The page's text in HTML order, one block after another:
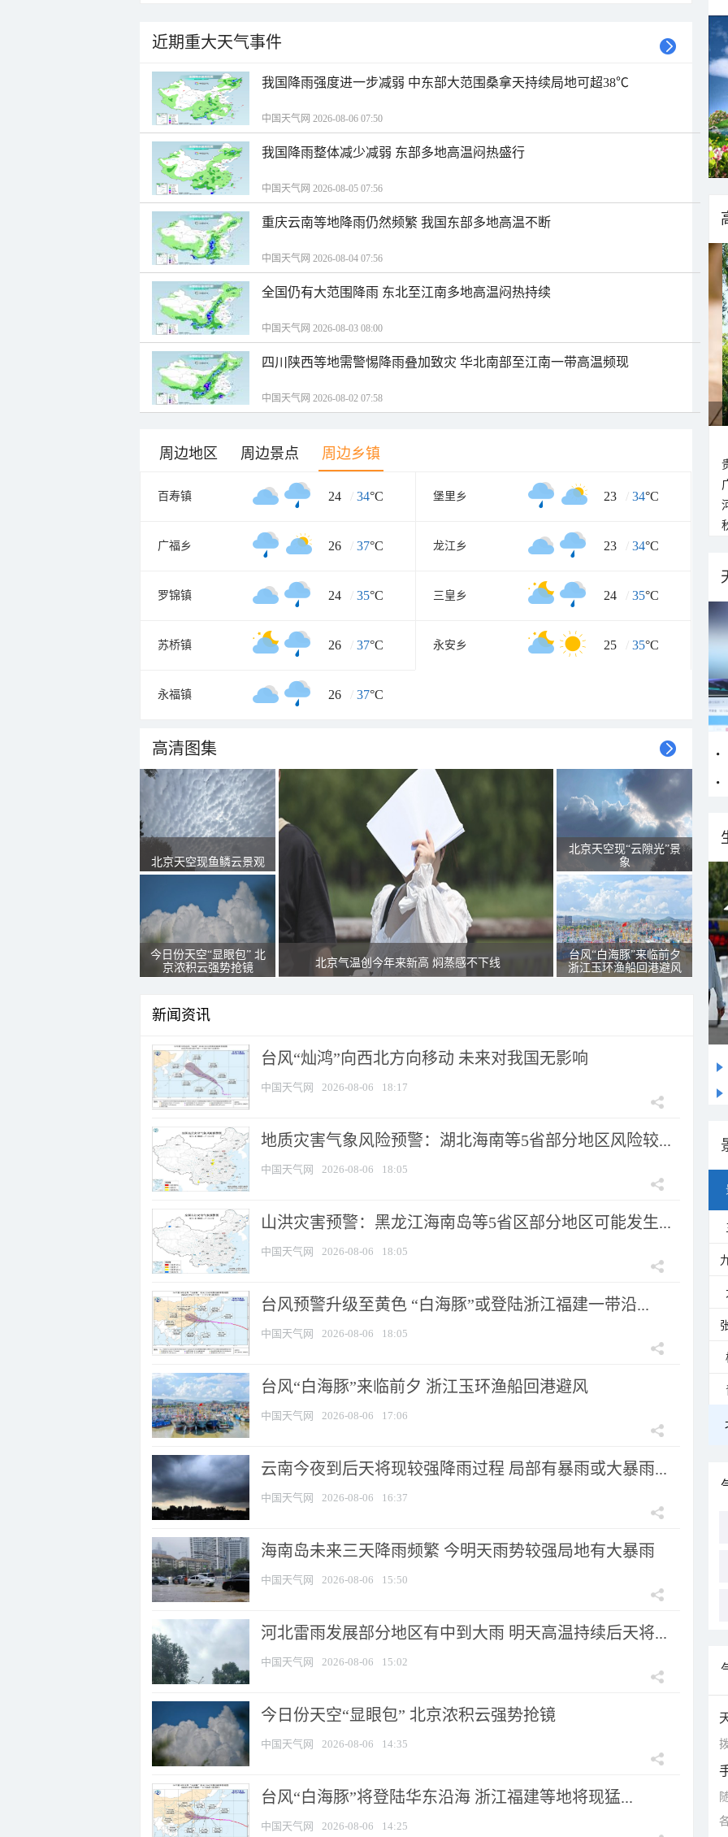
近期重大天气事件
我国降雨强度进一步减弱 中东部大范围桑拿天持续局地可超38℃
中国天气网 2026-08-06 07:50
我国降雨整体减少减弱 东部多地高温闷热盛行
中国天气网 2026-08-05 07:56
重庆云南等地降雨仍然频繁 我国东部多地高温不断
中国天气网 2026-08-04 07:56
全国仍有大范围降雨 东北至江南多地高温闷热持续
中国天气网 2026-08-03 08:00
四川陕西等地需警惕降雨叠加致灾 华北南部至江南一带高温频现
中国天气网 2026-08-02 07:58
周边地区 周边景点 周边乡镇
百寿镇 24 / 34°C 堡里乡 23 / 34°C
广福乡 26 / 37°C 龙江乡 23 / 34°C
罗锦镇 24 / 35°C 三皇乡 24 / 35°C
苏桥镇 26 / 37°C 永安乡 25 / 35°C
永福镇 26 / 37°C
高清图集
北京天空现鱼鳞云景观
今日份天空“显眼包” 北
京浓积云强势抢镜
北京气温创今年来新高 焖蒸感不下线
北京天空现“云隙光”景
象
台风“白海豚”来临前夕
浙江玉环渔船回港避风
新闻资讯
台风“灿鸿”向西北方向移动 未来对我国无影响
中国天气网 2026-08-06 18:17
地质灾害气象风险预警：湖北海南等5省部分地区风险较...
中国天气网 2026-08-06 18:05
山洪灾害预警：黑龙江海南岛等5省区部分地区可能发生...
中国天气网 2026-08-06 18:05
台风预警升级至黄色 “白海豚”或登陆浙江福建一带沿...
中国天气网 2026-08-06 18:05
台风“白海豚”来临前夕 浙江玉环渔船回港避风
中国天气网 2026-08-06 17:06
云南今夜到后天将现较强降雨过程 局部有暴雨或大暴雨...
中国天气网 2026-08-06 16:37
海南岛未来三天降雨频繁 今明天雨势较强局地有大暴雨
中国天气网 2026-08-06 15:50
河北雷雨发展部分地区有中到大雨 明天高温持续后天将...
中国天气网 2026-08-06 15:02
今日份天空“显眼包” 北京浓积云强势抢镜
中国天气网 2026-08-06 14:35
台风“白海豚”将登陆华东沿海 浙江福建等地将现猛...
中国天气网 2026-08-06 14:25